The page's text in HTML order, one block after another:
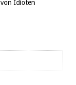
von Idioten